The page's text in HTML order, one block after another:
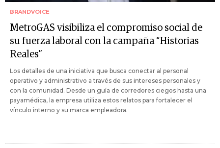
BRANDVOICE
MetroGAS visibiliza el compromiso social de
su fuerza laboral con la campaña “Historias
Reales”
Los detalles de una iniciativa que busca conectar al personal
operativo y administrativo a través de sus intereses personales y
con la comunidad. Desde un guía de corredores ciegos hasta una
payamédica, la empresa utiliza estos relatos para fortalecer el
vínculo interno y su marca empleadora.